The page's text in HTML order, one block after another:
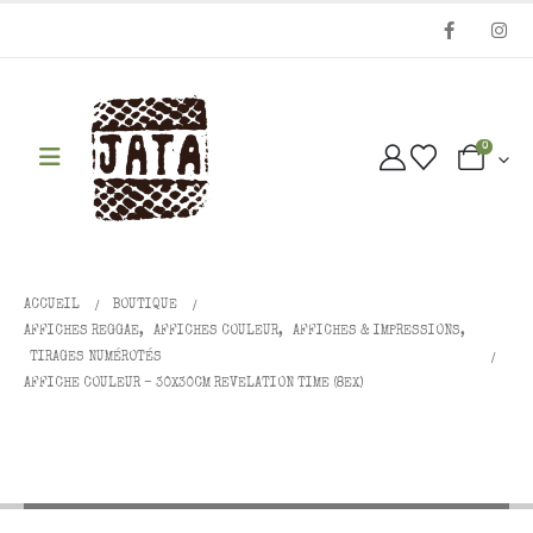
0
ACCUEIL
BOUTIQUE
AFFICHES REGGAE, AFFICHES COULEUR, AFFICHES & IMPRESSIONS,
TIRAGES NUMÉROTÉS
AFFICHE COULEUR – 30X30CM REVELATION TIME (8EX)